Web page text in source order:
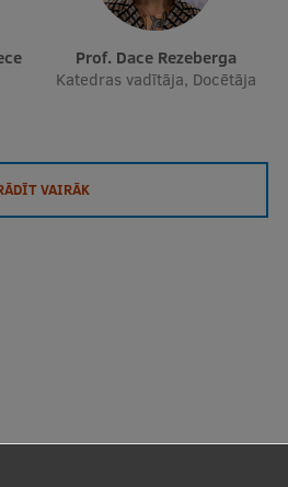
Prof. Dace Rezeberga
Katedras vadītāja, Docētāja
VAIRĀK